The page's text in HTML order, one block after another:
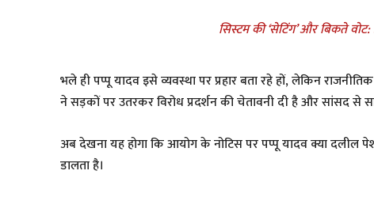
सिस्टम की ‘सेटिंग’ और बिकते
​भले ही पप्पू यादव इसे व्यवस्था पर प्रहार बता रहे हों, लेकिन
ने सड़कों पर उतरकर विरोध प्रदर्शन की चेतावनी दी है और सांसद से
​अब देखना यह होगा कि आयोग के नोटिस पर पप्पू यादव क्या दलील
डालता है।